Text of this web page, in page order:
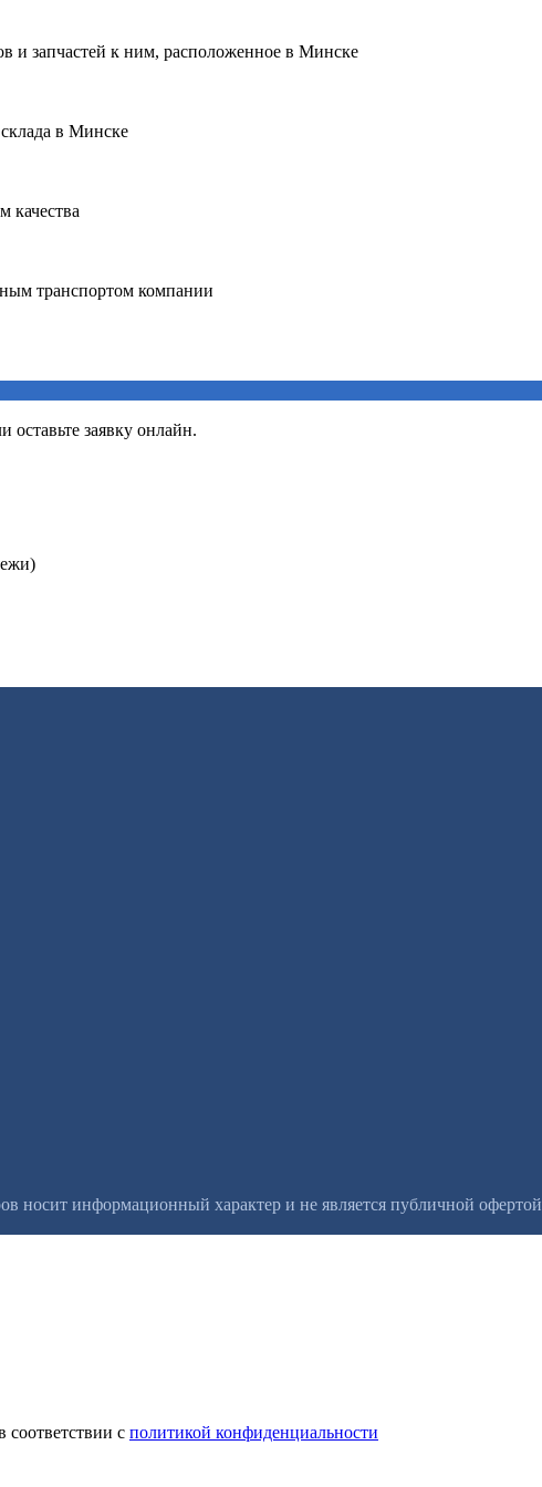
оставьте заявку онлайн.
носит информационный характер и не является публичной офертой
соответствии с политикой конфиденциальности